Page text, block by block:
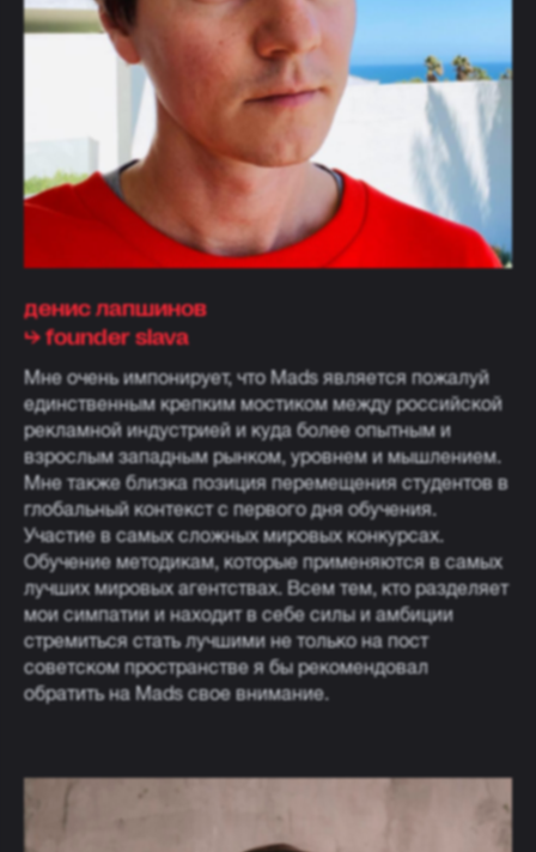
денис лапшинов
⮡ founder slava
Мне очень импонирует, что Mads является пожалуй
единственным крепким мостиком между российской
рекламной индустрией и куда более опытным и
взрослым западным рынком, уровнем и мышлением.
Мне также близка позиция перемещения студентов в
глобальный контекст с первого дня обучения.
Участие в самых сложных мировых конкурсах.
Обучение методикам, которые применяются в самых
лучших мировых агентствах. Всем тем, кто разделяет
мои симпатии и находит в себе силы и амбиции
стремиться стать лучшими не только на пост
советском пространстве я бы рекомендовал
обратить на Mads свое внимание.